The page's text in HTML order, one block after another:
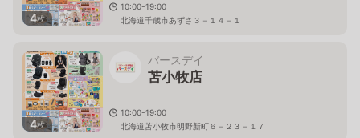
4枚
10:00-19:00
北海道千歳市あずさ３－１４－１
4枚
バースデイ
苫小牧店
10:00-19:00
北海道苫小牧市明野新町６－２３－１７